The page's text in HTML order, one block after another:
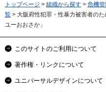
トップページ > 組織から探す > 危機管
覧 > 大阪府性犯罪・性暴力被害者の
ユーおおさか」
このサイトのご利用について
著作権・リンクについて
ユニバーサルデザインについて